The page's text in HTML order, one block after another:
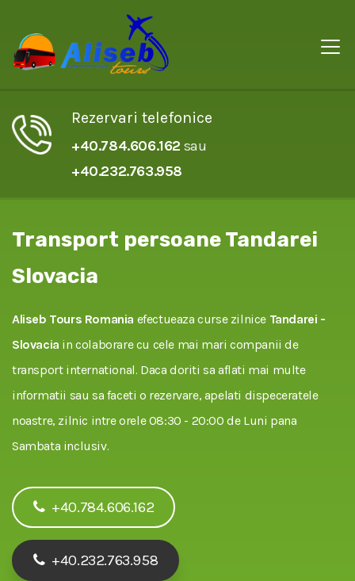
Rezervari telefonice
+40.784.606.162 sau
+40.232.763.958
Transport persoane Tandarei
Slovacia
Aliseb Tours Romania efectueaza curse zilnice Tandarei -
Slovacia in colaborare cu cele mai mari companii de
transport international. Daca doriti sa aflati mai multe
informatii sau sa faceti o rezervare, apelati dispeceratele
noastre, zilnic intre orele 08:30 - 20:00 de Luni pana
Sambata inclusiv.
+40.784.606.162
+40.232.763.958